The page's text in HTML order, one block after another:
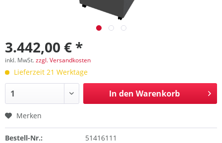
3.442,00 € *
inkl. MwSt.zzgl. Versandkosten
Lieferzeit 21 Werktage
In den Warenkorb
Merken
Bestell-Nr.:
51416111